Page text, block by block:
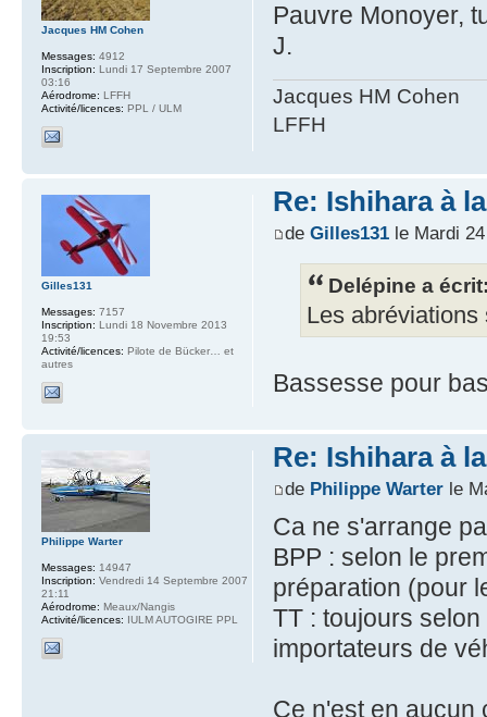
Pauvre Monoyer,
J.
Jacques HM Cohen
LFFH
Jacques HM Cohen
Messages: 4912
Inscription: Lundi 17 Septembre 2007
03:16
Aérodrome: LFFH
Activité/licences: PPL / ULM
Re: Ishihara à
de Gilles131le Mardi 24
Delépine a
Les
Bassesse pour
Gilles131
Messages: 7157
Inscription: Lundi 18 Novembre 2013
19:53
Activité/licences: Pilote de Bücker… et
autres
Re: Ishihara à
de Philippe Warterle
Ca ne s'arrange
BPP : selon le
préparation (pour
TT : toujours
importateurs de
Ce n'est en aucun
Philippe Warter
Messages: 14947
Inscription: Vendredi 14 Septembre 2007
21:11
Aérodrome: Meaux/Nangis
Activité/licences: IULM AUTOGIRE PPL